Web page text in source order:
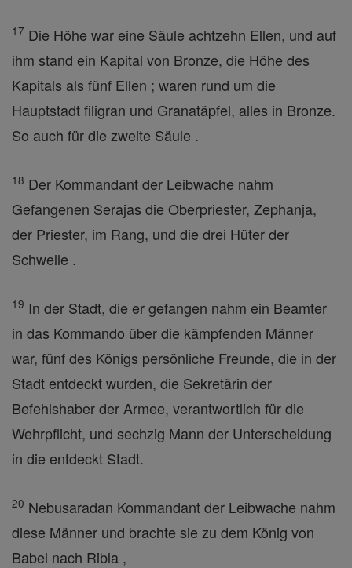
17 Die Höhe war eine Säule achtzehn Ellen, und auf
ihm stand ein Kapital von Bronze, die Höhe des
Kapitals als fünf Ellen ; waren rund um die
Hauptstadt filigran und Granatäpfel, alles in Bronze.
So auch für die zweite Säule .
18 Der Kommandant der Leibwache nahm
Gefangenen Serajas die Oberpriester, Zephanja,
der Priester, im Rang, und die drei Hüter der
Schwelle .
19 In der Stadt, die er gefangen nahm ein Beamter
in das Kommando über die kämpfenden Männer
war, fünf des Königs persönliche Freunde, die in der
Stadt entdeckt wurden, die Sekretärin der
Befehlshaber der Armee, verantwortlich für die
Wehrpflicht, und sechzig Mann der Unterscheidung
in die entdeckt Stadt.
20 Nebusaradan Kommandant der Leibwache nahm
diese Männer und brachte sie zu dem König von
Babel nach Ribla ,